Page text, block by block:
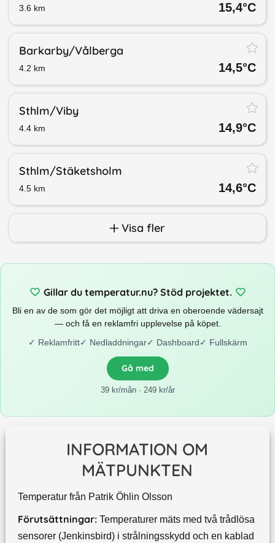
3.6 km 15,4°C
Barkarby/​Vålberga
4.2 km 14,5°C
Sthlm/​Viby
4.4 km 14,9°C
Sthlm/​Stäketsholm
4.5 km 14,6°C
Visa fler
Gillar du temperatur.nu? Stöd projektet.
Bli en av de som gör det möjligt att driva en oberoende vädersajt
— och få en reklamfri upplevelse på köpet.
✓ Reklamfritt✓ Nedladdningar✓ Dashboard✓ Fullskärm
Gå med
39 kr/mån · 249 kr/år
INFORMATION OM
MÄTPUNKTEN
Temperatur från Patrik Öhlin Olsson
Förutsättningar: Temperaturer mäts med två trådlösa
sensorer (Jenkinsbird) i strålningsskydd och en kablad